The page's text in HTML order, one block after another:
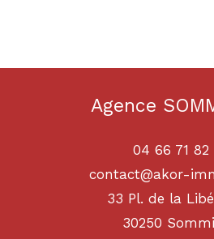
Agence
04 66 71 82
contact@akor-
33 Pl. de la
30250